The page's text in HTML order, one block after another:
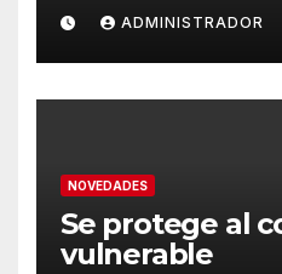
ADMINISTRADOR
NOVEDADES
Se protege al
vulnerable